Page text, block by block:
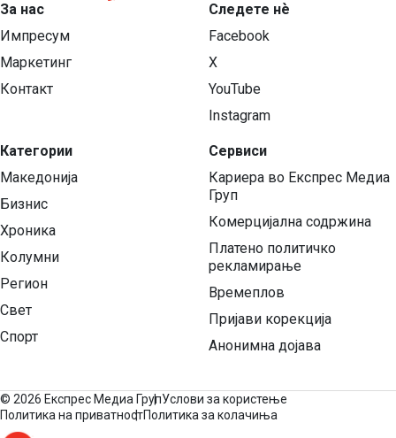
За нас
Импресум
Маркетинг
Контакт
Категории
Македонија
Бизнис
Хроника
Колумни
Регион
Свет
Спорт
Следете нѐ
Facebook
X
YouTube
Instagram
Сервиси
Кариера во Експрес Медиа
Груп
Комерцијална содржина
Платено политичко
рекламирање
Времеплов
Пријави корекција
Анонимна дојава
© 2026 Експрес Медиа ГрупУслови за користење
Политика на приватностПолитика за колачиња